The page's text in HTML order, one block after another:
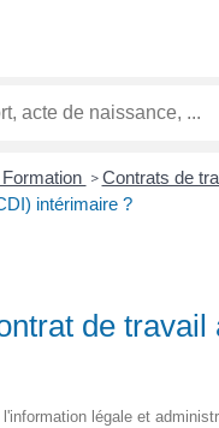
> Contrats de
intérimaire ?
de
légale et